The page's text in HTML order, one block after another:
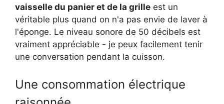
vaisselle du panier et de la grille est un
véritable plus quand on n'a pas envie de laver à
l'éponge. Le niveau sonore de 50 décibels est
vraiment appréciable - je peux facilement tenir
une conversation pendant la cuisson.
Une consommation électrique